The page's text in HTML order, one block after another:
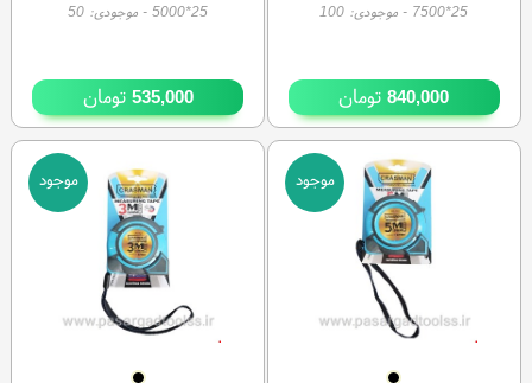
25*7500 - موجودی: 100
840,000تومان
25*5000 - موجودی: 50
535,000 تومان
موجود موجود